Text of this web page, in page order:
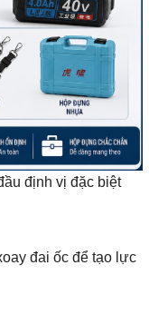
định vị đặc biệt
đai ốc để tạo lực